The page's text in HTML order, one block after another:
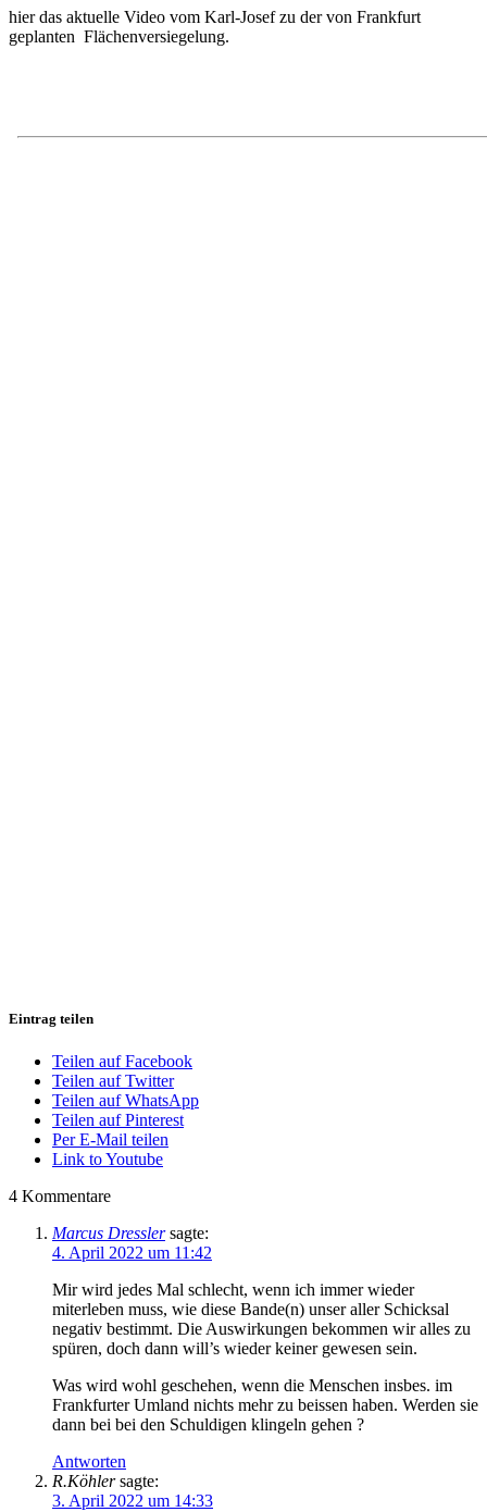
hier das aktuelle Video vom Karl-Josef zu der von Frankfurt
geplanten Flächenversiegelung.
Eintrag teilen
Teilen auf Facebook
Teilen auf Twitter
Teilen auf WhatsApp
Teilen auf Pinterest
Per E-Mail teilen
Link to Youtube
4 Kommentare
Marcus Dressler sagte:
4. April 2022 um 11:42
Mir wird jedes Mal schlecht, wenn ich immer wieder
miterleben muss, wie diese Bande(n) unser aller Schicksal
negativ bestimmt. Die Auswirkungen bekommen wir alles zu
spüren, doch dann will’s wieder keiner gewesen sein.
Was wird wohl geschehen, wenn die Menschen insbes. im
Frankfurter Umland nichts mehr zu beissen haben. Werden sie
dann bei bei den Schuldigen klingeln gehen ?
Antworten
R.Köhler sagte:
3. April 2022 um 14:33